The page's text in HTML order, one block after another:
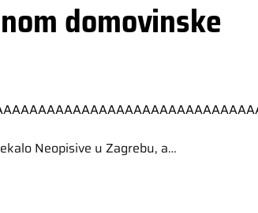
domovinske
Neopisive u Zagrebu, a…